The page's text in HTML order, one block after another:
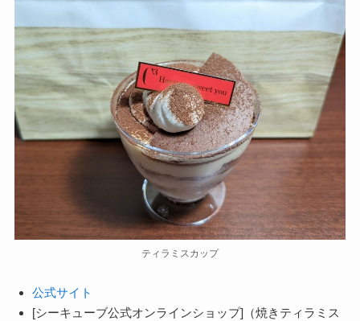
ティラミスカップ
公式サイト
[シーキューブ公式オンラインショップ]（焼きティラミス